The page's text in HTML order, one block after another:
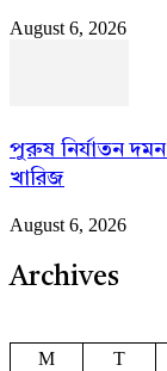
August 6, 2026
পুরুষ নির্যাতন
খারিজ
August 6, 2026
Archives
M
T